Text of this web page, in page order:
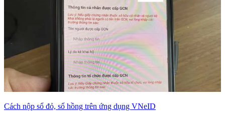
Cách nộp sổ đỏ, sổ hồng trên ứng dụng VNeID